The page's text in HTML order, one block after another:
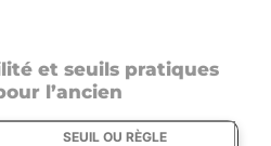
et seuils pratiques
l’ancien
SEUIL OU RÈGLE